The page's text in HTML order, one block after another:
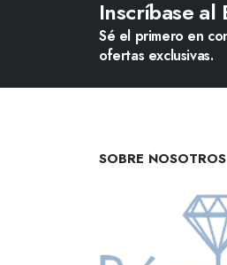
Inscríbase al
Sé el primero en
ofertas exclusivas.
SOBRE NOSOTROS